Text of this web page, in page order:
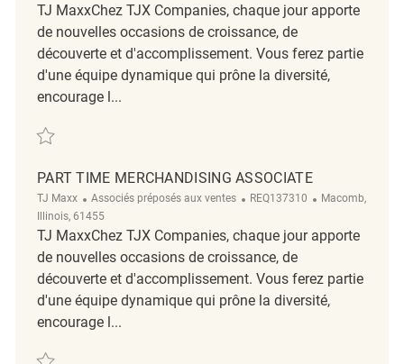
TJ MaxxChez TJX Companies, chaque jour apporte
de nouvelles occasions de croissance, de
découverte et d'accomplissement. Vous ferez partie
d'une équipe dynamique qui prône la diversité,
encourage l...
Sauvegarder Retail Cashier and Merchandising Associate REQ133431
PART TIME MERCHANDISING ASSOCIATE
TJ Maxx Catégorie
Associés préposés aux ventes ReqId
REQ137310 Emplacement
Macomb,
Illinois, 61455
TJ MaxxChez TJX Companies, chaque jour apporte
de nouvelles occasions de croissance, de
découverte et d'accomplissement. Vous ferez partie
d'une équipe dynamique qui prône la diversité,
encourage l...
Sauvegarder Part Time Merchandising Associate REQ137310